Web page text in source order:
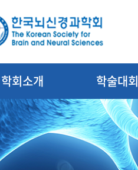
학회소개 학술대회